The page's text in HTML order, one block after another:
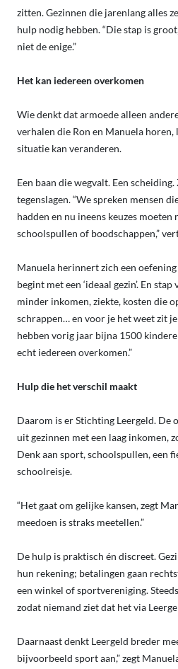
zitten. Gezinnen die jarenlang alles
hulp nodig hebben. “Die stap is
niet de enige.”
Het kan iedereen overkomen
Wie denkt dat armoede alleen
verhalen die Ron en Manuela horen,
situatie kan veranderen.
Een baan die wegvalt. Een scheiding.
tegenslagen. “We spreken mensen
hadden en nu ineens keuzes moeten
schoolspullen of boodschappen,”
Manuela herinnert zich een
begint met een ‘ideaal gezin’. En
minder inkomen, ziekte, kosten die
schrappen… en voor je het weet zit
hebben vorig jaar bijna 1500
echt iedereen overkomen.”
Hulp die het verschil maakt
Daarom is er Stichting Leergeld. De
uit gezinnen met een laag inkomen,
Denk aan sport, schoolspullen, een
schoolreisje.
“Het gaat om gelijke kansen, zegt
meedoen is straks meetellen.”
De hulp is praktisch én discreet.
hun rekening; betalingen gaan
een winkel of sportvereniging.
zodat niemand ziet dat het via
Daarnaast denkt Leergeld breder
bijvoorbeeld sport aan,” zegt